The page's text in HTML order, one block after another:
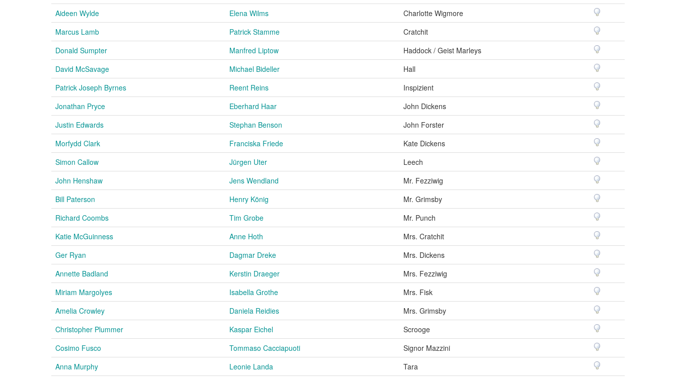
Aideen Wylde
Elena Wilms
Charlotte Wigmore
Marcus Lamb
Patrick Stamme
Cratchit
Donald Sumpter
Manfred Liptow
Haddock / Geist Marleys
David McSavage
Michael Bideller
Hall
Patrick Joseph Byrnes
Reent Reins
Inspizient
Jonathan Pryce
Eberhard Haar
John Dickens
Justin Edwards
Stephan Benson
John Forster
Morfydd Clark
Franciska Friede
Kate Dickens
Simon Callow
Jürgen Uter
Leech
John Henshaw
Jens Wendland
Mr. Fezziwig
Bill Paterson
Henry König
Mr. Grimsby
Richard Coombs
Tim Grobe
Mr. Punch
Katie McGuinness
Anne Hoth
Mrs. Cratchit
Ger Ryan
Dagmar Dreke
Mrs. Dickens
Annette Badland
Kerstin Draeger
Mrs. Fezziwig
Miriam Margolyes
Isabella Grothe
Mrs. Fisk
Amelia Crowley
Daniela Reidies
Mrs. Grimsby
Christopher Plummer
Kaspar Eichel
Scrooge
Cosimo Fusco
Tommaso Cacciapuoti
Signor Mazzini
Anna Murphy
Leonie Landa Tara